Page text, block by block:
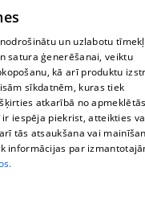
un uzlabotu
satura ģenerēšanai, veiktu
kā arī produktu
sīkdatnēm, kuras tiek
atkarībā no
iespēja piekrist, atteikties
tās atsaukšana vai
informācijas par